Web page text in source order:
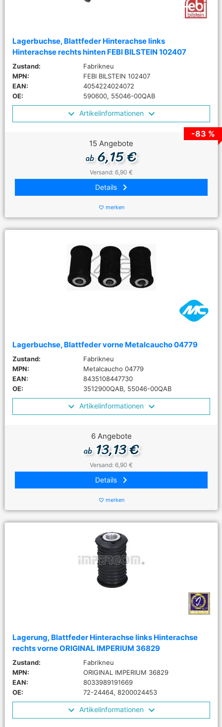
Lagerbuchse, Blattfeder Hinterachse links
Hinterachse rechts hinten FEBI BILSTEIN 102407
Zustand:
Fabrikneu
MPN:
FEBI BILSTEIN 102407
EAN:
4054224024072
OE:
590600, 55046-00QAB
Artikelinformationen
-83 %
15 Angebote
ab6,15 €
Versand: 6,90 €
Details keyboard_arrow_right
favorite_border merken
Lagerbuchse, Blattfeder vorne Metalcaucho 04779
Zustand:
Fabrikneu
MPN:
Metalcaucho 04779
EAN:
8435108447730
OE:
3512900QAB, 55046-00QAB
Artikelinformationen
6 Angebote
ab13,13 €
Versand: 6,90 €
Details keyboard_arrow_right
favorite_border merken
Lagerung, Blattfeder Hinterachse links Hinterachse
rechts vorne ORIGINAL IMPERIUM 36829
Zustand:
Fabrikneu
MPN:
ORIGINAL IMPERIUM 36829
EAN:
8033989191669
OE:
72-24464, 8200024453
Artikelinformationen